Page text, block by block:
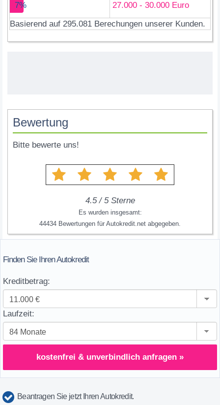
7%
27.000 - 30.000 Euro
Basierend auf 295.081 Berechungen unserer Kunden.
Bewertung
Bitte bewerte uns!
4.5/ 5Sterne
Es wurden insgesamt:
44434 Bewertungen für Autokredit.net abgegeben.
Finden Sie Ihren Autokredit
Kreditbetrag:
Laufzeit:
kostenfrei & unverbindlich anfragen »
Beantragen Sie jetzt Ihren Autokredit.